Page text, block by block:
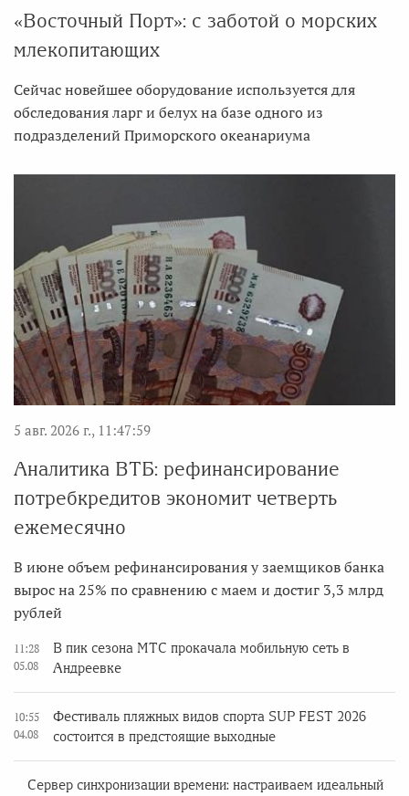
«Восточный Порт»: с заботой о морских
млекопитающих
Сейчас новейшее оборудование используется для
обследования ларг и белух на базе одного из
подразделений Приморского океанариума
5 авг. 2026 г., 11:47:59
Аналитика ВТБ: рефинансирование
потребкредитов экономит четверть
ежемесячно
В июне объем рефинансирования у заемщиков банка
вырос на 25% по сравнению с маем и достиг 3,3 млрд
рублей
11:28
05.08
В пик сезона МТС прокачала мобильную сеть в
Андреевке
10:55
04.08
Фестиваль пляжных видов спорта SUP FEST 2026
состоится в предстоящие выходные
Сервер синхронизации времени: настраиваем идеальный